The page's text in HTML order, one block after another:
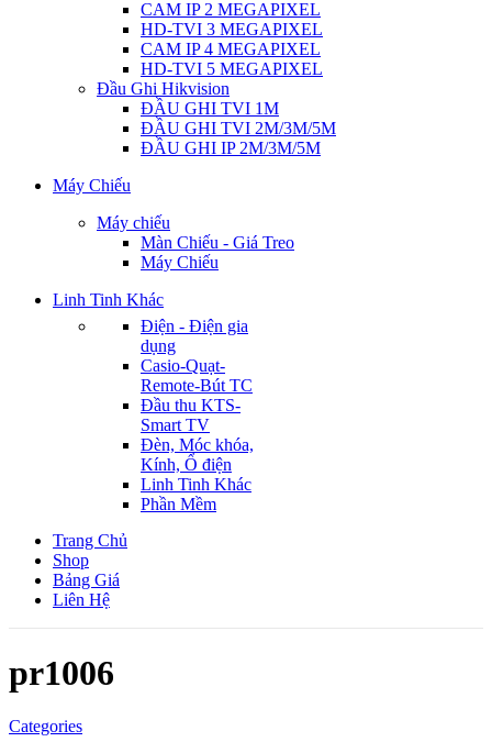
CAM IP 2 MEGAPIXEL
HD-TVI 3 MEGAPIXEL
CAM IP 4 MEGAPIXEL
HD-TVI 5 MEGAPIXEL
Đầu Ghi Hikvision
ĐẦU GHI TVI 1M
ĐẦU GHI TVI 2M/3M/5M
ĐẦU GHI IP 2M/3M/5M
Máy Chiếu
Máy chiếu
Màn Chiếu - Giá Treo
Máy Chiếu
Linh Tinh Khác
Điện - Điện gia
dụng
Casio-Quạt-
Remote-Bút TC
Đầu thu KTS-
Smart TV
Đèn, Móc khóa,
Kính, Ổ điện
Linh Tinh Khác
Phần Mềm
Trang Chủ
Shop
Bảng Giá
Liên Hệ
pr1006
Categories